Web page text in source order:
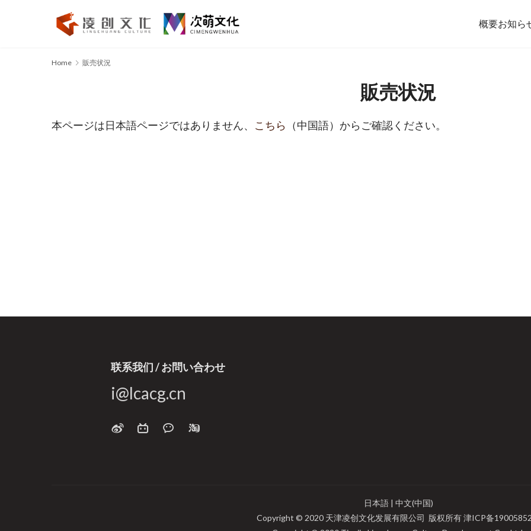
概要お知ら
Home 販売状況
販売状況
本ページは日本語ページではありません、 こちら （中国語）からご確認ください。
联系我们 / お問い合わせ
i@lcacg.cn
日本語| 中文(中国)
Copyright © 2020 天津凌创文化发展有限公司 版权所有津ICP备